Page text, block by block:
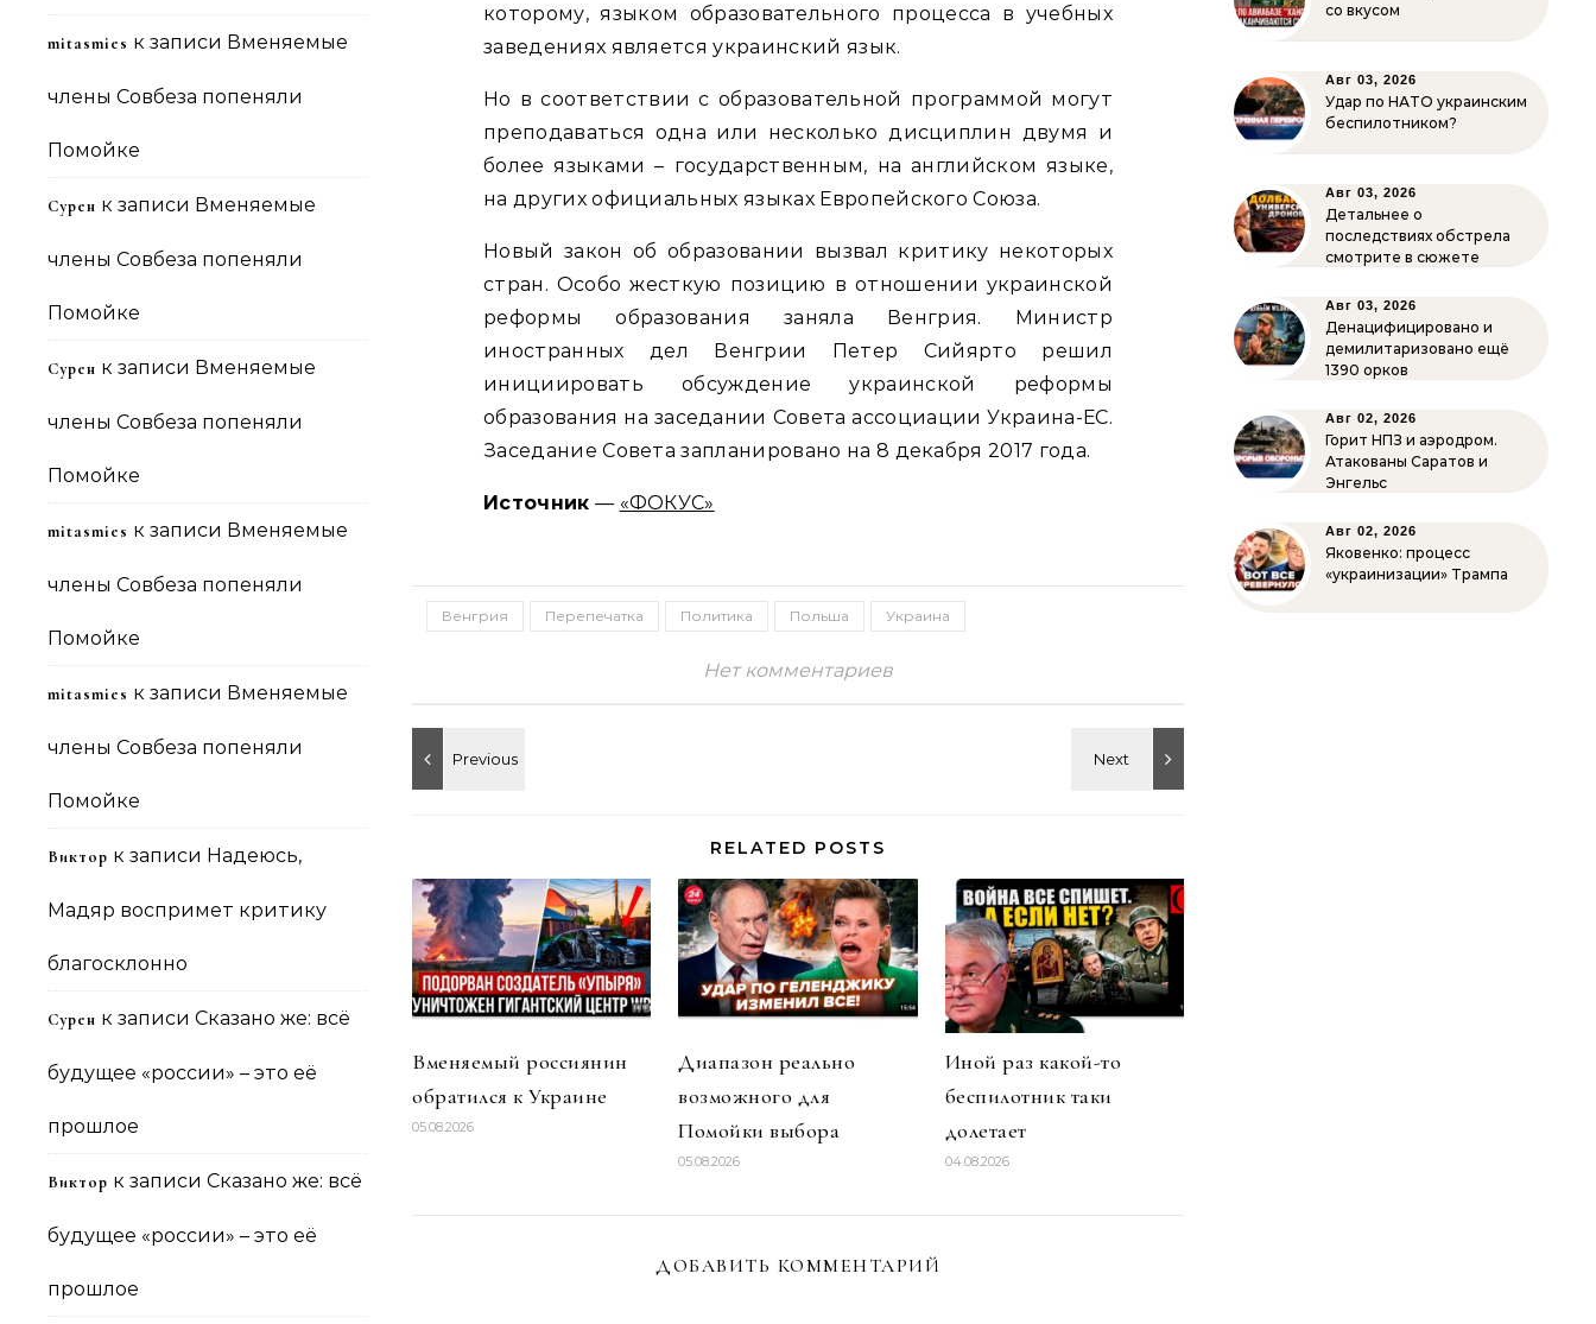
mitasmies к записи Вменяемые
члены Совбеза попеняли
Помойке
Сурен к записи Вменяемые
члены Совбеза попеняли
Помойке
Сурен к записи Вменяемые
члены Совбеза попеняли
Помойке
mitasmies к записи Вменяемые
члены Совбеза попеняли
Помойке
mitasmies к записи Вменяемые
члены Совбеза попеняли
Помойке
Виктор к записи Надеюсь,
Мадяр воспримет критику
благосклонно
Сурен к записи Сказано же: всё
будущее «россии» – это её
прошлое
Виктор к записи Сказано же: всё
будущее «россии» – это её
прошлое
которому, языком образовательного процесса в учебных
заведениях является украинский язык.
Но в соответствии с образовательной программой могут
преподаваться одна или несколько дисциплин двумя и
более языками – государственным, на английском языке,
на других официальных языках Европейского Союза.
Новый закон об образовании вызвал критику некоторых
стран. Особо жесткую позицию в отношении украинской
реформы образования заняла Венгрия. Министр
иностранных дел Венгрии Петер Сийярто решил
инициировать обсуждение украинской реформы
образования на заседании Совета ассоциации Украина-ЕС.
Заседание Совета запланировано на 8 декабря 2017 года.
Источник — «ФОКУС»
Венгрия Перепечатка Политика Польша Украина
Нет комментариев
RELATED POSTS
Вменяемый россиянин
обратился к Украине
05.08.2026
Диапазон реально
возможного для
Помойки выбора
05.08.2026
Иной раз какой-то
беспилотник таки
долетает
04.08.2026
ДОБАВИТЬ КОММЕНТАРИЙ
со вкусом
Авг 03, 2026
Удар по НАТО украинским
беспилотником?
Авг 03, 2026
Детальнее о
последствиях обстрела
смотрите в сюжете
Авг 03, 2026
Денацифицировано и
демилитаризовано ещё
1390 орков
Авг 02, 2026
Горит НПЗ и аэродром.
Атакованы Саратов и
Энгельс
Авг 02, 2026
Яковенко: процесс
«украинизации» Трампа